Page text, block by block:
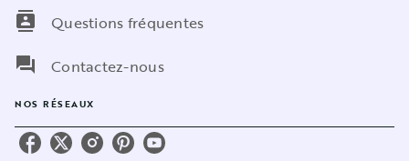
contacts
Questions fréquentes
question_answer
Contactez-nous
NOS RÉSEAUX